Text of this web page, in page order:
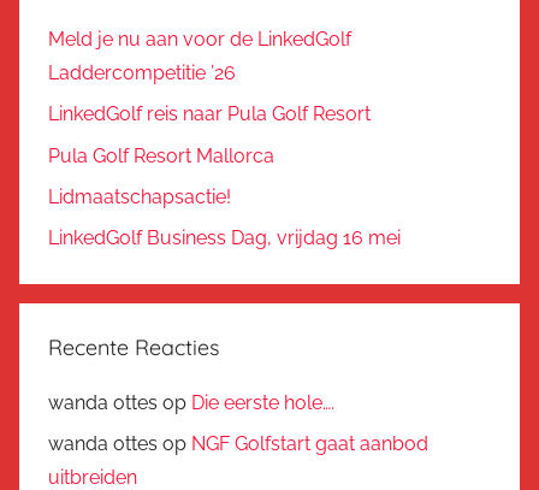
Meld je nu aan voor de LinkedGolf
Laddercompetitie ’26
LinkedGolf reis naar Pula Golf Resort
Pula Golf Resort Mallorca
Lidmaatschapsactie!
LinkedGolf Business Dag, vrijdag 16 mei
Recente Reacties
wanda ottes op Die eerste hole….
wanda ottes op NGF Golfstart gaat aanbod
uitbreiden